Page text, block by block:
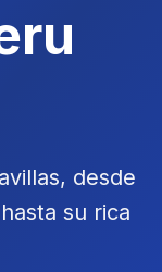
desde
su rica